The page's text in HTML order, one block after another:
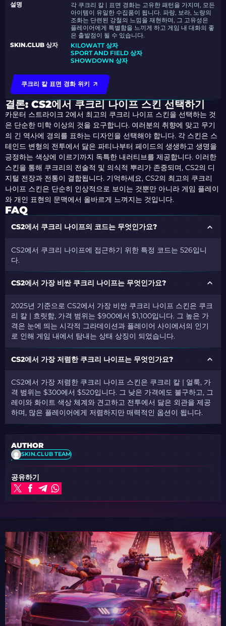
설명
각 쿠크리 칼 | 표면 경화는 고유한 패턴을 가지며, 모든
아이템이 유일한 수집품이 됩니다. 파랑, 보라, 노랑의
조화는 단련된 강철의 느낌을 재현하며, 그 고유성은
플레이어에게 특별함을 느끼게 하고 게임 내 대화의 좋
은 출발점이 될 수 있습니다.
SKIN.CLUB 상자
KILOWATT 상자
SPORT AND FIELD 상자
SHOWDOWN 상자
쿠크리 칼 표면 경화 위키
결론: CS2에서 쿠크리 나이프 스킨 선택하기
카운터 스트라이크 2에서 최고의 쿠크리 나이프 스킨을 선택하는 것
은 단순한 미학 이상의 것을 요구합니다. 여러분의 취향에 맞고 무기
의 긴 역사에 경의를 표하는 디자인을 선택해야 합니다. 각 스킨은 스
테인드 변형의 전투에서 닳은 파티나부터 페이드의 생생하고 생명을
긍정하는 색상에 이르기까지 독특한 내러티브를 제공합니다. 이러한
스킨을 통해 쿠크리의 전술적 및 의식적 뿌리가 존중되며, CS2의 디
지털 전장과 전통이 결합됩니다. 기억하세요, CS2의 최고의 쿠크리
나이프 스킨은 단순히 인상적으로 보이는 것뿐만 아니라 게임 플레이
와 개인 표현의 문맥에서 올바르게 느껴지는 것입니다.
FAQ
CS2에서 쿠크리 나이프의 코드는 무엇인가요?
CS2에서 쿠크리 나이프에 접근하기 위한 특정 코드는 526입니
다.
CS2에서 가장 비싼 쿠크리 나이프는 무엇인가요?
2025년 기준으로 CS2에서 가장 비싼 쿠크리 나이프 스킨은 쿠크
리 칼 | 흐릿함, 가격 범위는 $900에서 $1,100입니다. 그 높은 가
격은 눈에 띄는 시각적 그라데이션과 플레이어 사이에서의 인기
로 인해 게임 내에서 탐내는 상태 상징이 되었습니다.
CS2에서 가장 저렴한 쿠크리 나이프는 무엇인가요?
CS2에서 가장 저렴한 쿠크리 나이프 스킨은 쿠크리 칼 | 얼룩, 가
격 범위는 $300에서 $520입니다. 그 낮은 가격에도 불구하고, 그
레이와 화이트 색상 체계와 견고하고 전투에서 닳은 외관을 제공
하며, 많은 플레이어에게 저렴하지만 매력적인 옵션이 됩니다.
AUTHOR
SKIN.CLUB TEAM
공유하기